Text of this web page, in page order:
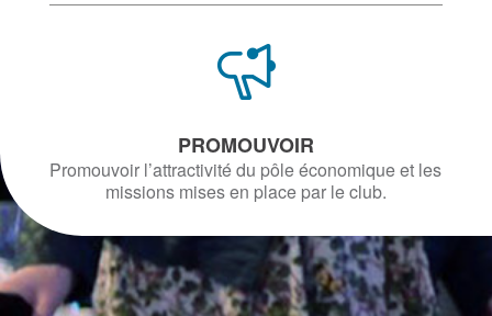
PROMOUVOIR
Promouvoir l’attractivité du pôle économique et les
missions mises en place par le club.